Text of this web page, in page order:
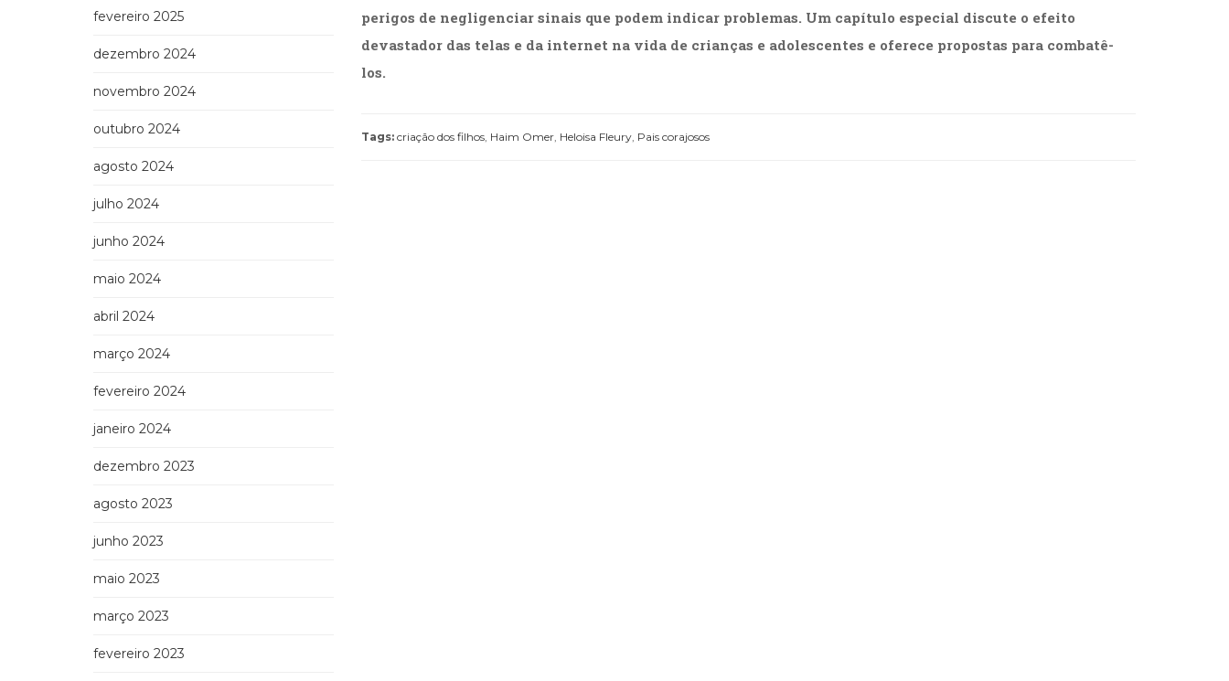
perigos de negligenciar sinais que podem indicar problemas. Um capítulo especial discute o efeito
devastador das telas e da internet na vida de crianças e adolescentes e oferece propostas para combatê-
los.
Tags: criação dos filhos, Haim Omer, Heloisa Fleury, Pais corajosos
fevereiro 2025
dezembro 2024
novembro 2024
outubro 2024
agosto 2024
julho 2024
junho 2024
maio 2024
abril 2024
março 2024
fevereiro 2024
janeiro 2024
dezembro 2023
agosto 2023
junho 2023
maio 2023
março 2023
fevereiro 2023